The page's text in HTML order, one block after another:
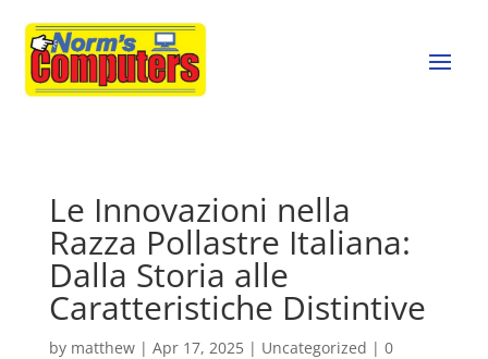
Le Innovazioni nella
Razza Pollastre Italiana:
Dalla Storia alle
Caratteristiche Distintive
by matthew| Apr 17, 2025| Uncategorized | 0